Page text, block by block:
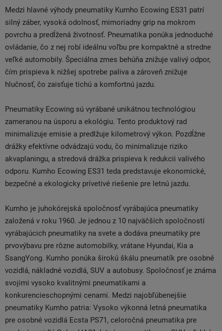
Medzi hlavné výhody pneumatiky Kumho Ecowing ES31 patrí
silný záber, vysoká odolnosť, mimoriadny grip na mokrom
povrchu a predĺžená životnosť. Pneumatika ponúka jednoduché
ovládanie, čo z nej robí ideálnu voľbu pre kompaktné a stredne
veľké automobily. Špeciálna zmes behúňa znižuje valivý odpor,
čím prispieva k nižšej spotrebe paliva a zároveň znižuje
hlučnosť, čo zaisťuje tichú a komfortnú jazdu.
Pneumatiky Ecowing sú vyrábané unikátnou technológiou
zameranou na úsporu a ekológiu. Tento produktový rad
minimalizuje emisie a predlžuje kilometrový výkon. Pozdĺžne
drážky efektívne odvádzajú vodu, čo minimalizuje riziko
akvaplaningu, a stredová drážka prispieva k redukcii valivého
odporu. Kumho Ecowing ES31 teda predstavuje ekonomické,
bezpečné a ekologicky prívetivé riešenie pre letnú jazdu.
Kumho je juhokórejská spoločnosť vyrábajúca pneumatiky
založená v roku 1960. Je jednou z 10 najväčších spoločností
vyrábajúcich pneumatiky na svete a dodáva pneumatiky pre
prvovýbavu pre rôzne automobilky, vrátane Hyundai, Kia a
SsangYong. Kumho ponúka širokú škálu pneumatík pre osobné
vozidlá, nákladné vozidlá, SUV a autobusy. Spoločnosť je známa
svojimi vysoko kvalitnými pneumatikami a
konkurencieschopnými cenami. Medzi najobľúbenejšie
pneumatiky Kumho patria: Vysoko výkonná letná pneumatika
pre osobné vozidlá Ecsta PS71, celoročná pneumatika pre